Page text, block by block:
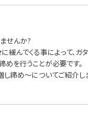
せんか?
んでくる事によって、ガ
を行うことが必要です。
し締め〜についてご紹介